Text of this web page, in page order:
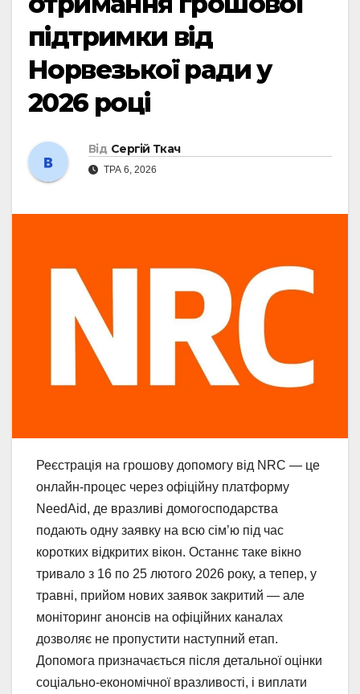
підтримки від
Норвезької ради у
2026 році
Від Сергій Ткач
ТРА 6, 2026
Реєстрація на грошову допомогу від NRC — це
онлайн-процес через офіційну платформу
NeedAid, де вразливі домогосподарства
подають одну заявку на всю сім’ю під час
коротких відкритих вікон. Останнє таке вікно
тривало з 16 по 25 лютого 2026 року, а тепер, у
травні, прийом нових заявок закритий — але
моніторинг анонсів на офіційних каналах
дозволяє не пропустити наступний етап.
Допомога призначається після детальної оцінки
соціально-економічної вразливості, і виплати